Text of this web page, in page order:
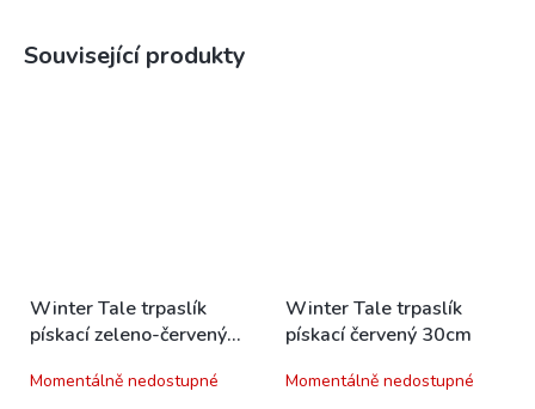
Související produkty
Winter Tale trpaslík
pískací zeleno-červený
Momentálně nedostupné
Winter Tale trpaslík
pískací červený 30cm
Momentálně nedostupné